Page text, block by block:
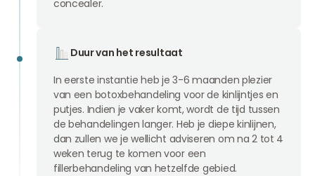
concealer.
Duur van het resultaat
In eerste instantie heb je 3-6 maanden plezier
van een botoxbehandeling voor de kinlijntjes en
putjes. Indien je vaker komt, wordt de tijd tussen
de behandelingen langer. Heb je diepe kinlijnen,
dan zullen we je wellicht adviseren om na 2 tot 4
weken terug te komen voor een
fillerbehandeling van hetzelfde gebied.